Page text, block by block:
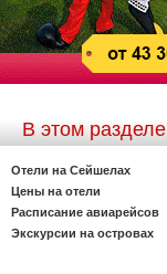
В этом разделе
Отели на Сейшелах
Цены на отели
Расписание авиарейсов
Экскурсии на островах